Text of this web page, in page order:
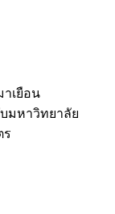
เยือน
มหาวิทยาลัย
ร